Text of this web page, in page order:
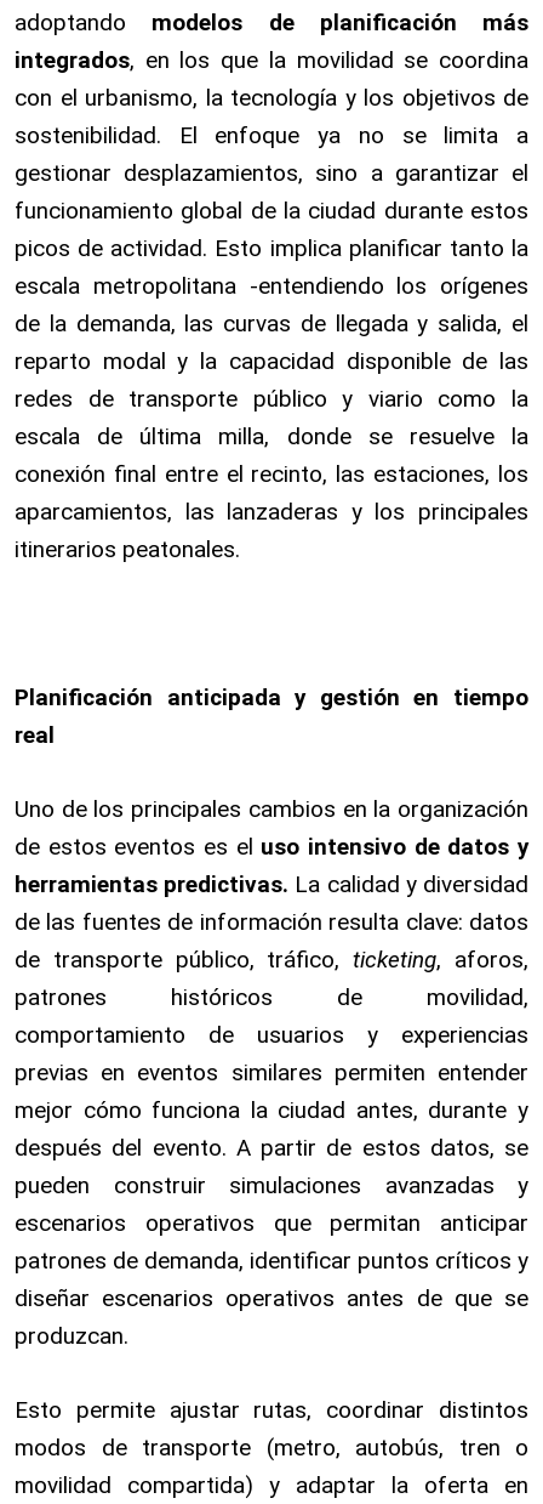
adoptando modelos de planificación más
integrados, en los que la movilidad se coordina
con el urbanismo, la tecnología y los objetivos de
sostenibilidad. El enfoque ya no se limita a
gestionar desplazamientos, sino a garantizar el
funcionamiento global de la ciudad durante estos
picos de actividad. Esto implica planificar tanto la
escala metropolitana -entendiendo los orígenes
de la demanda, las curvas de llegada y salida, el
reparto modal y la capacidad disponible de las
redes de transporte público y viario como la
escala de última milla, donde se resuelve la
conexión final entre el recinto, las estaciones, los
aparcamientos, las lanzaderas y los principales
itinerarios peatonales.
Planificación anticipada y gestión en tiempo
real
Uno de los principales cambios en la organización
de estos eventos es el uso intensivo de datos y
herramientas predictivas. La calidad y diversidad
de las fuentes de información resulta clave: datos
de transporte público, tráfico,ticketing, aforos,
patrones históricos de movilidad,
comportamiento de usuarios y experiencias
previas en eventos similares permiten entender
mejor cómo funciona la ciudad antes, durante y
después del evento. A partir de estos datos, se
pueden construir simulaciones avanzadas y
escenarios operativos que permitan anticipar
patrones de demanda, identificar puntos críticos y
diseñar escenarios operativos antes de que se
produzcan.
Esto permite ajustar rutas, coordinar distintos
modos de transporte (metro, autobús, tren o
movilidad compartida) y adaptar la oferta en